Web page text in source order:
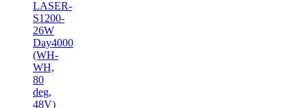
LASER-
S1200-
26W
Day4000
(WH-
WH,
80
deg,
48V)